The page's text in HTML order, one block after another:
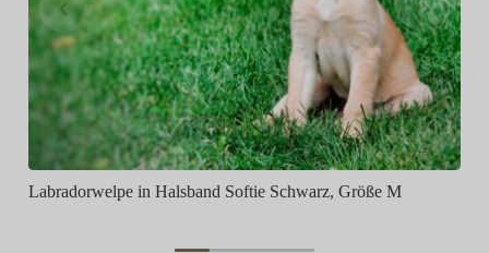
Labradorwelpe in Halsband Softie Schwarz, Größe M